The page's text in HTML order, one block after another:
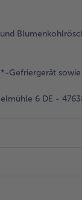
Gefriergerät
6 DE -